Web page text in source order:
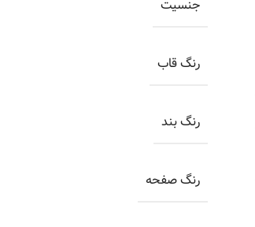
جنسیت
رنگ قاب
رنگ بند
رنگ صفحه